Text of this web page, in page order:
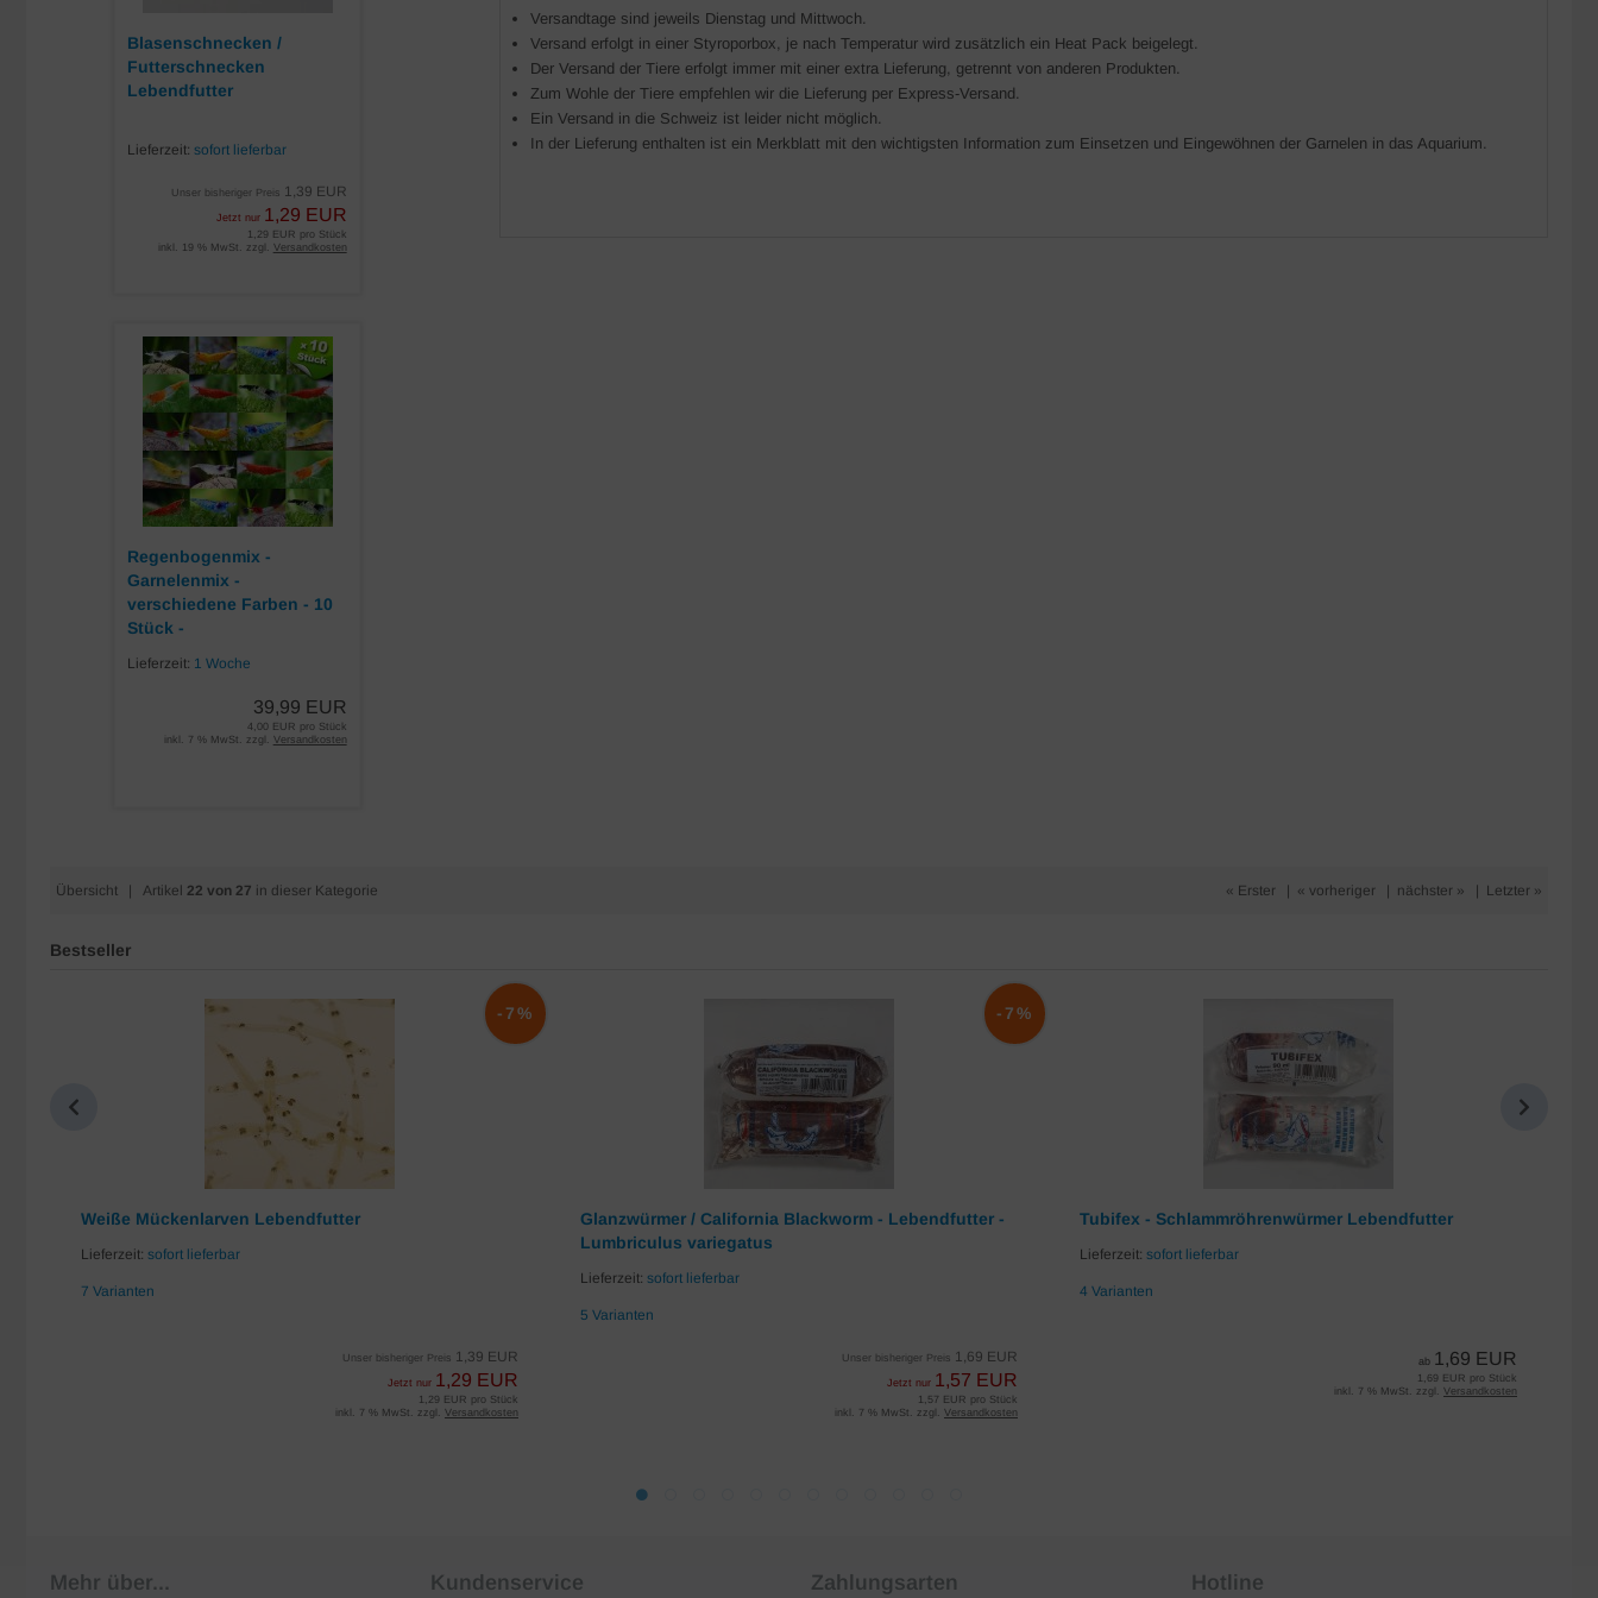
Versandtage sind jeweils Dienstag und Mittwoch.
Versand erfolgt in einer Styroporbox, je nach Temperatur wird zusätzlich ein Heat Pack beigelegt.
Der Versand der Tiere erfolgt immer mit einer extra Lieferung, getrennt von anderen Produkten.
Zum Wohle der Tiere empfehlen wir die Lieferung per Express-Versand.
Ein Versand in die Schweiz ist leider nicht möglich.
In der Lieferung enthalten ist ein Merkblatt mit den wichtigsten Information zum Einsetzen und Eingewöhnen der Garnelen in das Aquarium.
Blasenschnecken /
Futterschnecken
Lebendfutter
Lieferzeit:sofort lieferbar
Unser bisheriger Preis 1,39 EUR
Jetzt nur 1,29 EUR
1,29 EUR pro Stück
inkl. 19 % MwSt. zzgl. Versandkosten
Regenbogenmix -
Garnelenmix -
verschiedene Farben - 10
Stück -
Lieferzeit: 1 Woche
39,99 EUR
4,00 EUR pro Stück
inkl. 7 % MwSt. zzgl. Versandkosten
Übersicht | Artikel 22 von 27 in dieser Kategorie « Erster « vorheriger nächster » Letzter »
Bestseller
Weiße Mückenlarven Lebendfutter
Lieferzeit: sofort lieferbar
7 Varianten
Unser bisheriger Preis 1,39 EUR
Jetzt nur 1,29 EUR
-7%
1,29 EUR pro Stück
inkl. 7 % MwSt. zzgl. Versandkosten
Glanzwürmer / California Blackworm - Lebendfutter -
Lumbriculus variegatus
Lieferzeit: sofort lieferbar
5 Varianten
Unser bisheriger Preis 1,69 EUR
Jetzt nur 1,57 EUR
-7%
1,57 EUR pro Stück
inkl. 7 % MwSt. zzgl. Versandkosten
Tubifex - Schlammröhrenwürmer Lebendfutter
Lieferzeit: sofort lieferbar
4 Varianten
ab 1,69 EUR
1,69 EUR pro Stück
inkl. 7 % MwSt. zzgl. Versandkosten
Mehr über... Kundenservice Zahlungsarten Hotline